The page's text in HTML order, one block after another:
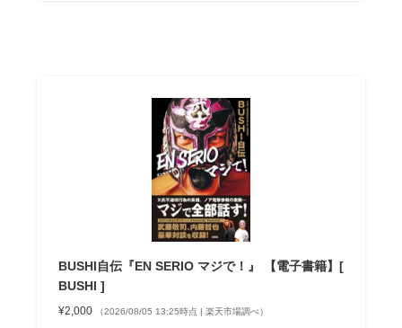
BUSHI自伝『EN SERIO マジで！』 【電子書籍】[
BUSHI ]
¥2,000 （2026/08/05 13:25時点 | 楽天市場調べ）